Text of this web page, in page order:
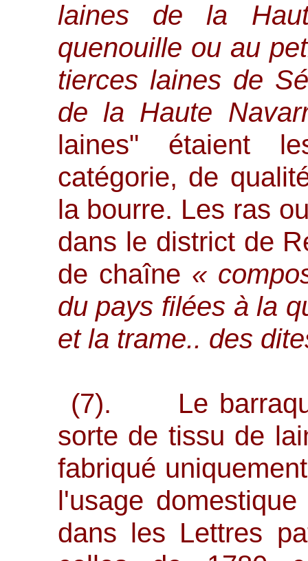
laines de la
quenouille ou au
tierces laines de
de la Haute
laines" étaient
catégorie, de
la bourre. Les ras
dans le district de
de chaîne «
du pays filées à la
et la trame.. des
(7). Le
sorte de tissu de
fabriqué
l'usage
dans les Lettres